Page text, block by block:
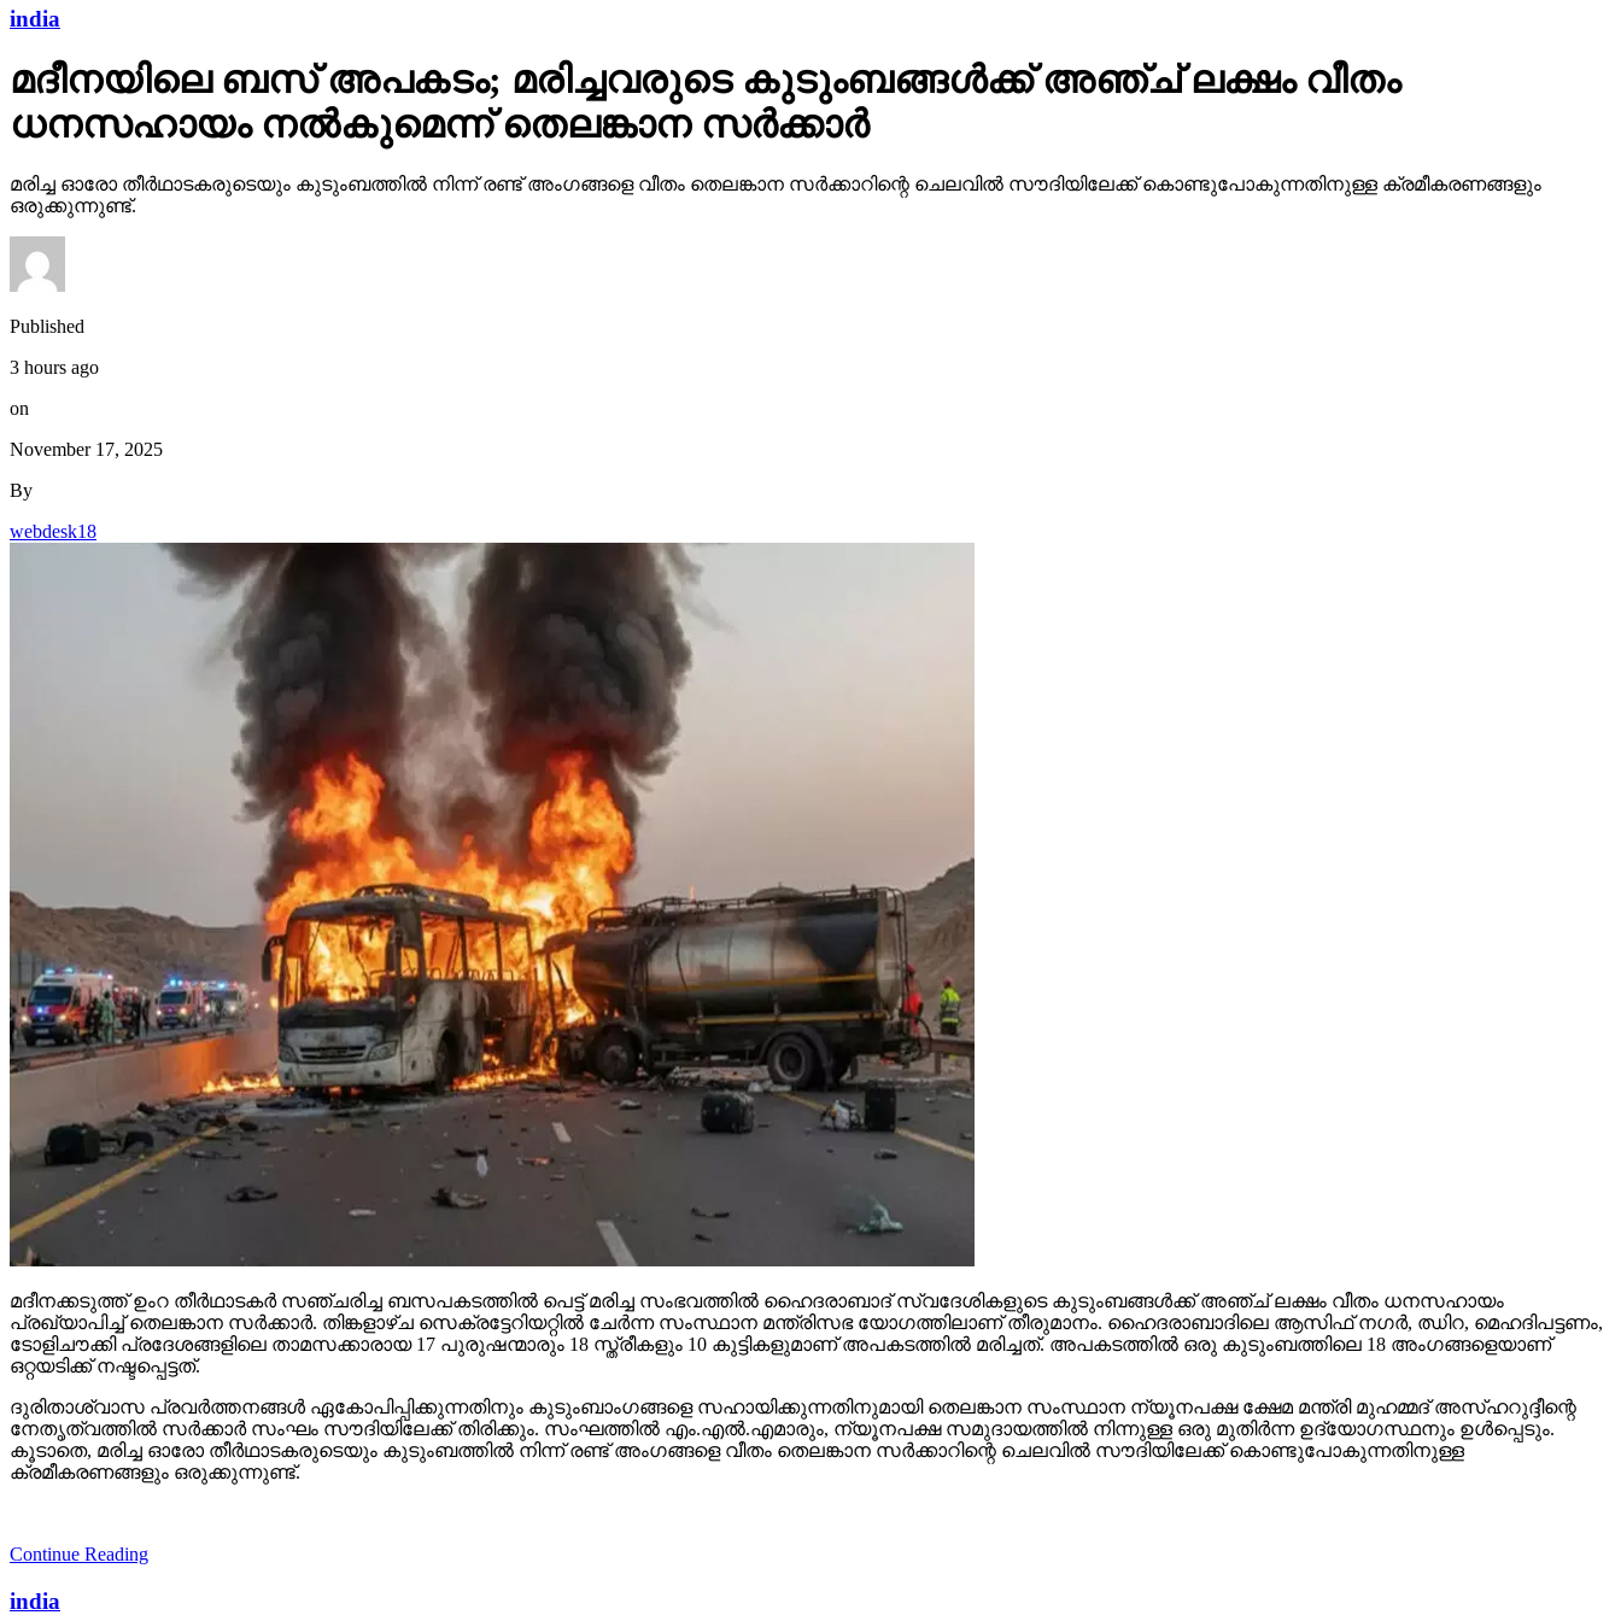
india
മദീനയിലെ ബസ് അപകടം; മരിച്ചവരുടെ കുടുംബങ്ങള്‍ക്ക് അഞ്ച് ലക്ഷം വീതം
ധനസഹായം നല്‍കുമെന്ന് തെലങ്കാന സര്‍ക്കാര്‍
മരിച്ച ഓരോ തീര്‍ഥാടകരുടെയും കുടുംബത്തില്‍ നിന്ന് രണ്ട് അംഗങ്ങളെ വീതം തെലങ്കാന സര്‍ക്കാറിന്റെ ചെലവില്‍ സൗദിയിലേക്ക് കൊണ്ടുപോകുന്നതിനുള്ള ക്രമീകരണങ്ങളും
ഒരുക്കുന്നുണ്ട്.
Published
3 hours ago
on
November 17, 2025
By
webdesk18
മദീനക്കടുത്ത് ഉംറ തീര്‍ഥാടകര്‍ സഞ്ചരിച്ച ബസപകടത്തില്‍ പെട്ട് മരിച്ച സംഭവത്തില്‍ ഹൈദരാബാദ് സ്വദേശികളുടെ കുടുംബങ്ങള്‍ക്ക് അഞ്ച് ലക്ഷം വീതം ധനസഹായം
പ്രഖ്യാപിച്ച് തെലങ്കാന സര്‍ക്കാര്‍. തിങ്കളാഴ്ച സെക്രട്ടേറിയറ്റില്‍ ചേര്‍ന്ന സംസ്ഥാന മന്ത്രിസഭ യോഗത്തിലാണ് തീരുമാനം. ഹൈദരാബാദിലെ ആസിഫ് നഗര്‍, ഝിറ, മെഹദിപട്ടണം,
ടോളിചൗക്കി പ്രദേശങ്ങളിലെ താമസക്കാരായ 17 പുരുഷന്മാരും 18 സ്ത്രീകളും 10 കുട്ടികളുമാണ് അപകടത്തില്‍ മരിച്ചത്. അപകടത്തില്‍ ഒരു കുടുംബത്തിലെ 18 അംഗങ്ങളെയാണ്
ഒറ്റയടിക്ക് നഷ്ടപ്പെട്ടത്.
ദുരിതാശ്വാസ പ്രവര്‍ത്തനങ്ങള്‍ ഏകോപിപ്പിക്കുന്നതിനും കുടുംബാംഗങ്ങളെ സഹായിക്കുന്നതിനുമായി തെലങ്കാന സംസ്ഥാന ന്യൂനപക്ഷ ക്ഷേമ മന്ത്രി മുഹമ്മദ് അസ്ഹറുദ്ദീന്റെ
നേതൃത്വത്തില്‍ സര്‍ക്കാര്‍ സംഘം സൗദിയിലേക്ക് തിരിക്കും. സംഘത്തില്‍ എം.എല്‍.എമാരും, ന്യൂനപക്ഷ സമുദായത്തില്‍ നിന്നുള്ള ഒരു മുതിര്‍ന്ന ഉദ്യോഗസ്ഥനും ഉള്‍പ്പെടും.
കൂടാതെ, മരിച്ച ഓരോ തീര്‍ഥാടകരുടെയും കുടുംബത്തില്‍ നിന്ന് രണ്ട് അംഗങ്ങളെ വീതം തെലങ്കാന സര്‍ക്കാറിന്റെ ചെലവില്‍ സൗദിയിലേക്ക് കൊണ്ടുപോകുന്നതിനുള്ള
ക്രമീകരണങ്ങളും ഒരുക്കുന്നുണ്ട്.
Continue Reading
india